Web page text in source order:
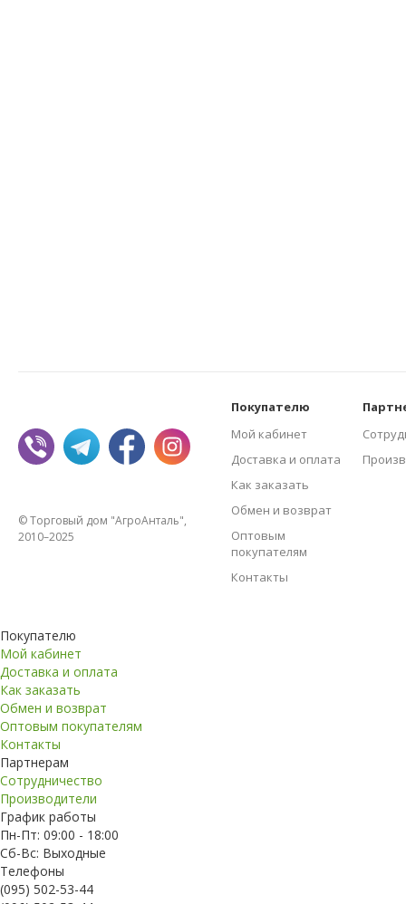
© Торговый дом "АгроАнталь",
2010–2025
Покупателю
Мой кабинет
Доставка и оплата
Как заказать
Обмен и возврат
Оптовым
покупателям
Контакты
Покупателю
Мой кабинет
Доставка и оплата
Как заказать
Обмен и возврат
Оптовым покупателям
Контакты
Партнерам
Сотрудничество
Производители
График работы
Пн-Пт: 09:00 - 18:00
Сб-Вс: Выходные
Телефоны
(095) 502-53-44